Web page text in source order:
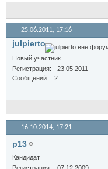
25.06.2011, 17:16
julpierto
Новый участник
Регистрация
23.05.2011
Сообщений
2
16.10.2014, 17:21
p13
Кандидат